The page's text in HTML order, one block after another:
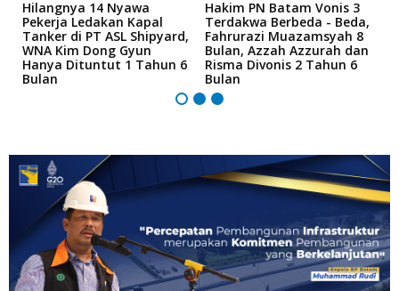
Hilangnya 14 Nyawa
Pekerja Ledakan Kapal
Tanker di PT ASL Shipyard,
WNA Kim Dong Gyun
Hanya Dituntut 1 Tahun 6
Bulan
Hakim PN Batam Vonis 3
Terdakwa Berbeda - Beda,
Fahrurazi Muazamsyah 8
Bulan, Azzah Azzurah dan
Risma Divonis 2 Tahun 6
Bulan